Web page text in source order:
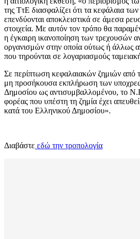
της ΤτΕ διασφαλίζει ότι τα κεφάλαια
επενδύονται αποκλειστικά σε άμεσα
στοιχεία. Με αυτόν τον τρόπο θα
η έγκαιρη ικανοποίηση των τρεχουσών
οργανισμών στην οποία ούτως ή άλλως
που τηρούνται σε λογαριασμούς
Σε περίπτωση κεφαλαιακών ζημιών από
μη προσήκουσα εκπλήρωση των
Δημοσίου ως αντισυμβαλλομένου, το
φορέας που υπέστη τη ζημία έχει
κατά του Ελληνικού Δημοσίου».
Διαβάστε εδώ την τροπολογία